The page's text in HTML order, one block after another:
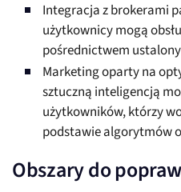
Integracja z brokerami
użytkownicy mogą
pośrednictwem
Marketing oparty na
sztuczną inteligencją
użytkowników, którzy
podstawie algorytmów
Obszary do